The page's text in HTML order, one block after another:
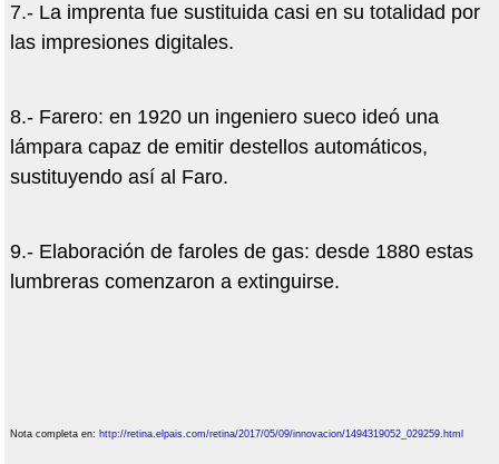
7.- La imprenta fue sustituida casi en su totalidad por
las impresiones digitales.
8.- Farero: en 1920 un ingeniero sueco ideó una
lámpara capaz de emitir destellos automáticos,
sustituyendo así al Faro.
9.- Elaboración de faroles de gas: desde 1880 estas
lumbreras comenzaron a extinguirse.
Nota completa en: http://retina.elpais.com/retina/2017/05/09/innovacion/1494319052_029259.html